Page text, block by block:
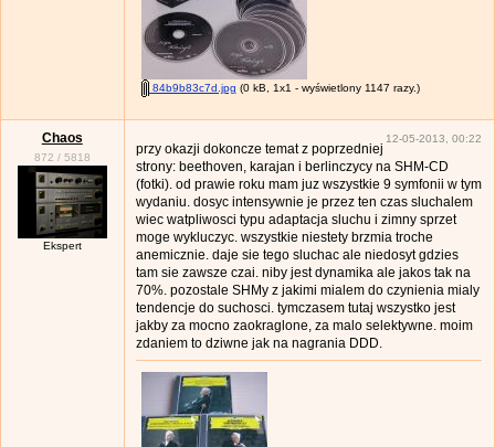
84b9b83c7d.jpg (0 kB, 1x1 - wyświetlony 1147 razy.)
Chaos
872 / 5818
Ekspert
12-05-2013, 00:22
przy okazji dokoncze temat z poprzedniej
strony: beethoven, karajan i berlinczycy na SHM-CD
(fotki). od prawie roku mam juz wszystkie 9 symfonii w tym
wydaniu. dosyc intensywnie je przez ten czas sluchalem
wiec watpliwosci typu adaptacja sluchu i zimny sprzet
moge wykluczyc. wszystkie niestety brzmia troche
anemicznie. daje sie tego sluchac ale niedosyt gdzies
tam sie zawsze czai. niby jest dynamika ale jakos tak na
70%. pozostale SHMy z jakimi mialem do czynienia mialy
tendencje do suchosci. tymczasem tutaj wszystko jest
jakby za mocno zaokraglone, za malo selektywne. moim
zdaniem to dziwne jak na nagrania DDD.